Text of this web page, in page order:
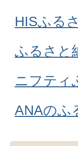
HISふる
ふるさと
ニフティ
ANAのふ